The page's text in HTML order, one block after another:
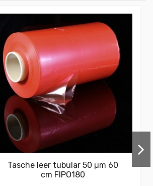
Tasche leer tubular 50 µm 60
cm FIPO180